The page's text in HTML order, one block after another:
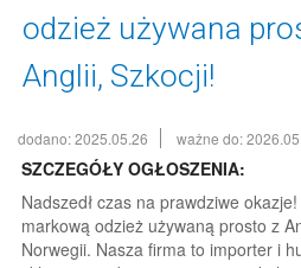
odzież używana
Anglii, Szkocji!
dodano: 2025.05.26 ważne do:
SZCZEGÓŁY OGŁOSZENIA:
Nadszedł czas na prawdziwe
markową odzież używaną prosto z
Norwegii. Nasza firma to importer i